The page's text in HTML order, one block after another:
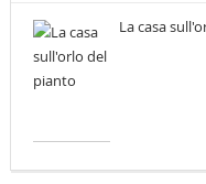
La casa